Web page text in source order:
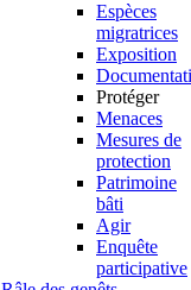
Espèces
migratrices
Exposition
Protéger
Menaces
Mesures de
protection
Patrimoine
bâti
Agir
Enquête
participative